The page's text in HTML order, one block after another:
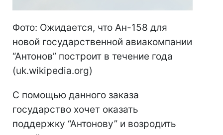
Фото: Ожидается, что Ан-158 для
новой государственной авиакомпании
“Антонов” построит в течение года
(uk.wikipedia.org)
С помощью данного заказа
государство хочет оказать
поддержку “Антонову” и возродить